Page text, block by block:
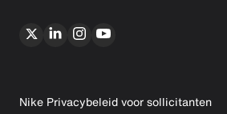
Nike Privacybeleid voor sollicitanten